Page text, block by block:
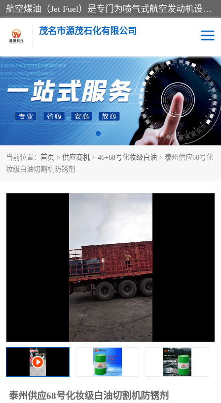
航空煤油（Jet Fuel）是专门为喷气式航空发动机设计的高纯度燃料，主要分为Jet A、Jet A-1和Jet B等类型。其特点是闪点高、低温流动性好，并添加了抗静电剂和抗氧化剂以确保飞行安全。航空煤油需
茂名市源茂石化有限公司
当前位置： 首页 > 供应商机 > 46+68号化妆级白油 > 泰州供应68号化
妆级白油切割机防锈剂
泰州供应68号化妆级白油切割机防锈剂
RP3航空煤油 D20+D30溶剂油
D40+D60溶剂油 D80+D100溶剂油
6号+120号溶剂油 260号溶剂油
异构烷烃 天然乳胶
46+68号化妆级白油